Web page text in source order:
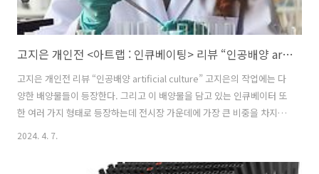
고지은 개인전 <아트랩 : 인큐베이팅> 리뷰 “인공배양 artificial culture”
고지은 개인전 리뷰 “인공배양 artificial culture” 고지은의 작업에는 다
양한 배양물들이 등장한다. 그리고 이 배양물을 담고 있는 인큐베이터 또
한 여러 가지 형태로 등장하는데 전시장 가운데에 가장 큰 비중을 차지하
고 있는 다섯 개의 대형 인큐베이터 안에는 연두색의 기괴한 형태의 물질
파이프에는 투명한 관이 연결돼 파이프 안에서 배양되는 물질을 쉽게 관
2024. 4. 7.